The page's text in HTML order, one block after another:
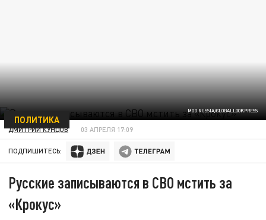
MOD RUSSIA/GLOBALLOOKPRESS
ПОЛИТИКА
ДМИТРИЙ КУНЦОВ 03 АПРЕЛЯ 17:09
ПОДПИШИТЕСЬ:
Русские записываются в СВО мстить за
«Крокус»